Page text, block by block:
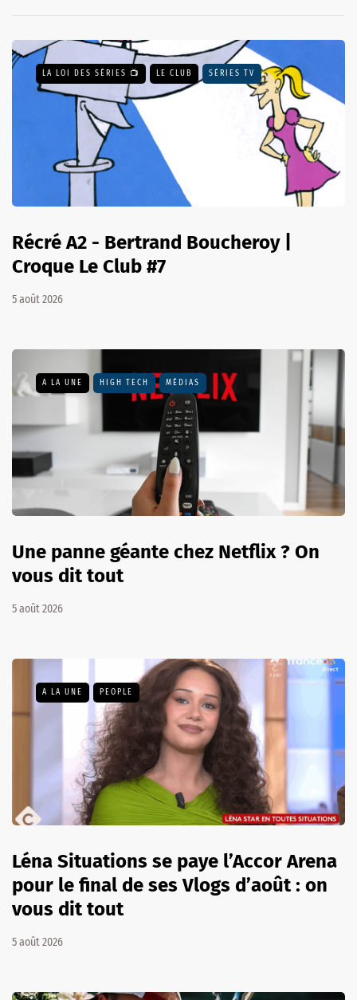
LA LOI DES SÉRIES 📺 LE CLUB SÉRIES TV
Récré A2 - Bertrand Boucheroy |
Croque Le Club #7
5 août 2026
A LA UNE HIGH TECH MÉDIAS
Une panne géante chez Netflix ? On
vous dit tout
5 août 2026
A LA UNE PEOPLE
Léna Situations se paye l’Accor Arena
pour le final de ses Vlogs d’août : on
vous dit tout
5 août 2026